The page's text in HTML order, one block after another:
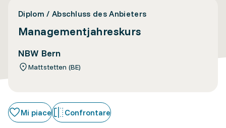
Diplom / Abschluss des Anbieters
Managementjahreskurs
NBW Bern
Mattstetten (BE)
Mi piace Confrontare